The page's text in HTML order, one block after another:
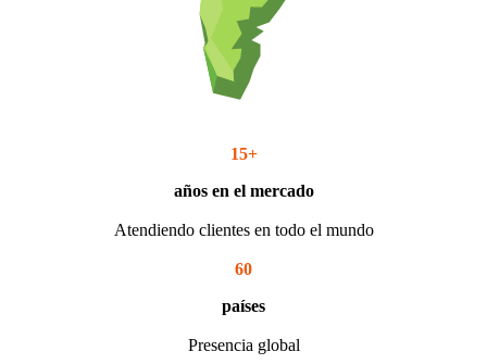
15+
años en el mercado
Atendiendo clientes en todo el mundo
60
países
Presencia global